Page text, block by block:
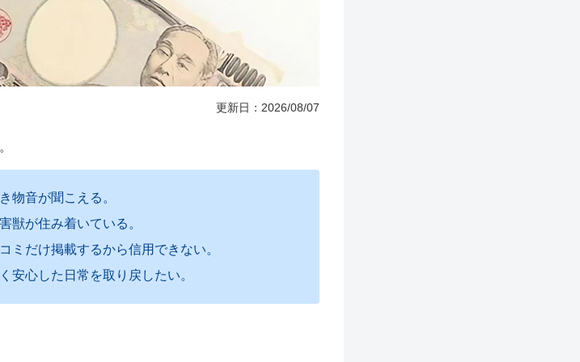
更新日：2026/08/07
物音が聞こえる。
獣が住み着いている。
ミだけ掲載するから信用できない。
安心した日常を取り戻したい。